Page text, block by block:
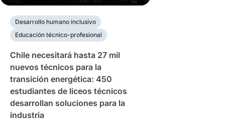
Desarrollo humano inclusivo
Educación técnico-profesional
Chile necesitará hasta 27 mil
nuevos técnicos para la
transición energética: 450
estudiantes de liceos técnicos
desarrollan soluciones para la
industria